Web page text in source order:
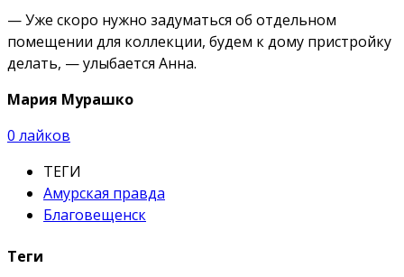
— Уже скоро нужно задуматься об отдельном
помещении для коллекции, будем к дому пристройку
делать, — улыбается Анна.
Мария Мурашко
0 лайков
ТЕГИ
Амурская правда
Благовещенск
Теги